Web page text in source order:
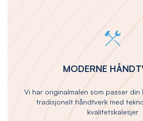
MODERNE
Vi har originalmalen som passer
tradisjonelt håndtverk med
kvalitetskalesjer